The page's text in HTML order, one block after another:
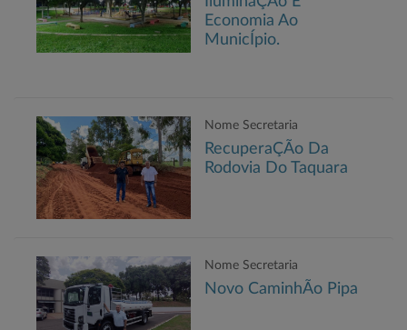
Economia Ao
MunicÍpio.
Nome Secretaria
RecuperaÇÃo Da
Rodovia Do Taquara
Nome Secretaria
Novo CaminhÃo Pipa